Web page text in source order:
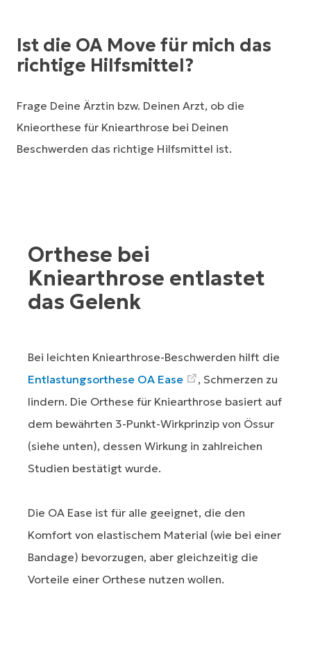
Ist die OA Move für mich das
richtige Hilfsmittel?
Frage Deine Ärztin bzw. Deinen Arzt, ob die
Knieorthese für Kniearthrose bei Deinen
Beschwerden das richtige Hilfsmittel ist.
Orthese bei
Kniearthrose entlastet
das Gelenk
Bei leichten Kniearthrose-Beschwerden hilft die
Entlastungsorthese OA Ease
, Schmerzen zu
lindern. Die Orthese für Kniearthrose basiert auf
dem bewährten 3-Punkt-Wirkprinzip von Össur
(siehe unten), dessen Wirkung in zahlreichen
Studien bestätigt wurde.
Die OA Ease ist für alle geeignet, die den
Komfort von elastischem Material (wie bei einer
Bandage) bevorzugen, aber gleichzeitig die
Vorteile einer Orthese nutzen wollen.